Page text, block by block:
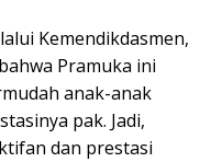
Kemendikdasmen,
Pramuka ini
anak-anak
pak. Jadi,
dan prestasi